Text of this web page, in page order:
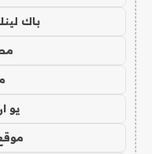
باك
يو